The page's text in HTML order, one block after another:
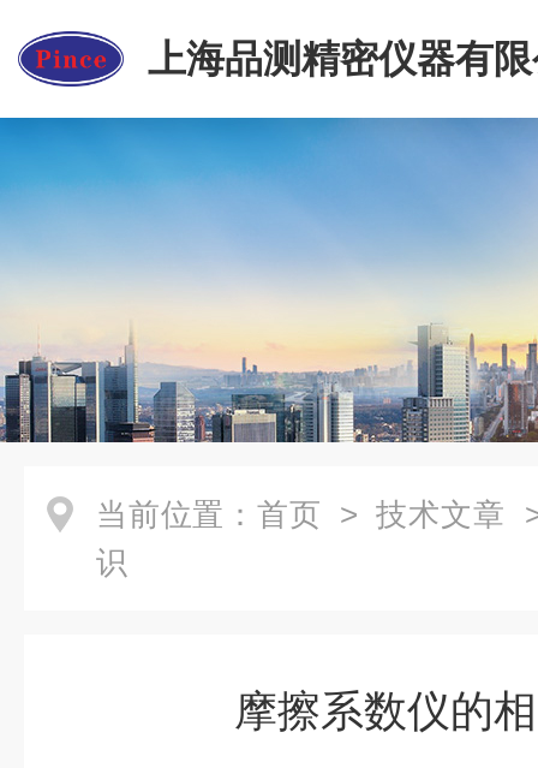
上海品测精密仪器有
当前位置： 首页 > 技术文章
识
摩擦系数仪的